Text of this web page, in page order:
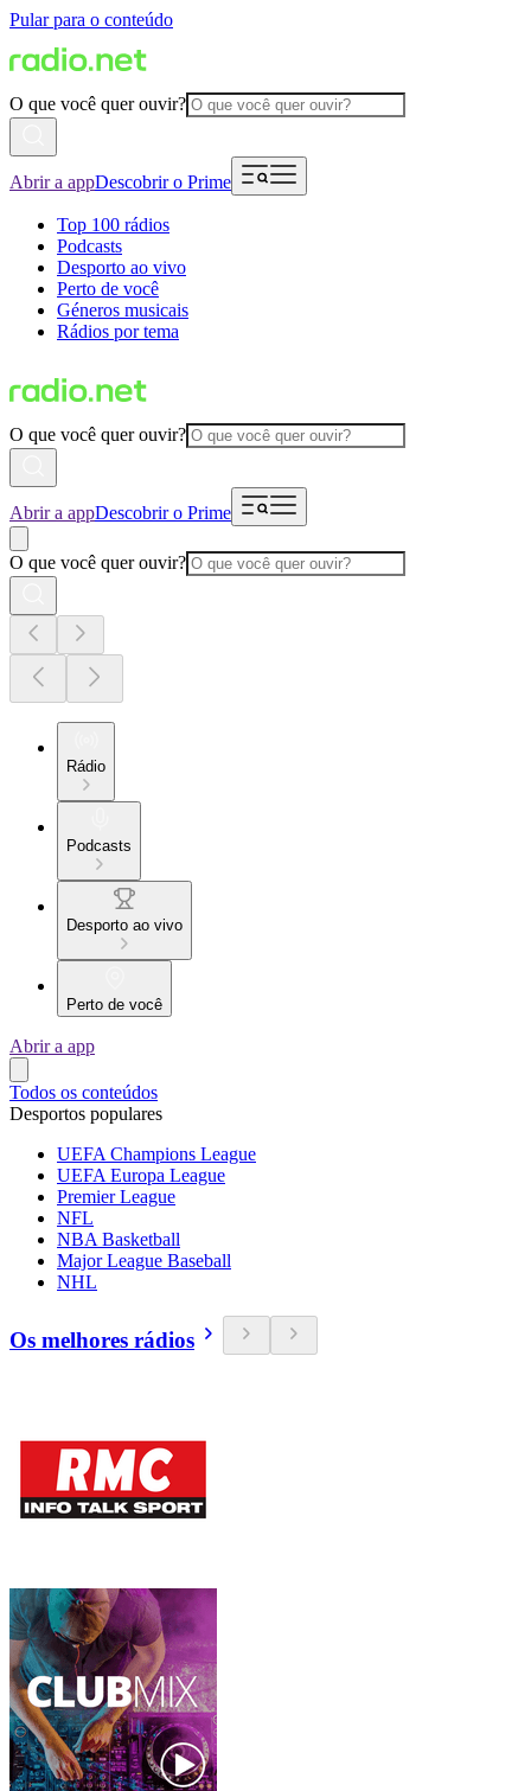
Pular para o conteúdo
O que você quer ouvir?
Abrir a appDescobrir o Prime
Top 100 rádios
Podcasts
Desporto ao vivo
Perto de você
Géneros musicais
Rádios por tema
O que você quer ouvir?
Abrir a appDescobrir o Prime
O que você quer ouvir?
Rádio
Podcasts
Desporto ao vivo
Perto de você
Abrir a app
Todos os conteúdos
Desportos populares
UEFA Champions League
UEFA Europa League
Premier League
NFL
NBA Basketball
Major League Baseball
NHL
Os melhores rádios